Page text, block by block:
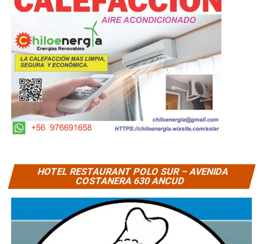
HOTEL RESTAURANT POLO SUR – AVENIDA
COSTANERA 630 ANCUD